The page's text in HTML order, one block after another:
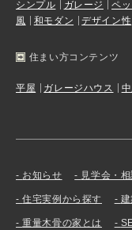
シンプル
ガレージ ペ
風
和モダン デザイン性
住まい方コンテンツ
平屋 ガレージハウス
お知らせ 見学会・
住宅実例から探す
重量木骨の家とは